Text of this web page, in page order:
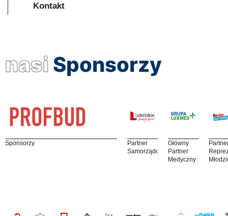
Kontakt
nasi Sponsorzy
Sponsorzy
Partner
Samorządowy
Główny
Partner
Medyczny